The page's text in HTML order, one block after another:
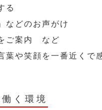
る
などのお声がけ
ご案内 など
や笑顔を一番近くで
く環境